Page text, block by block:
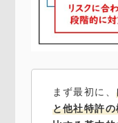
まず最初に、
と他社特許